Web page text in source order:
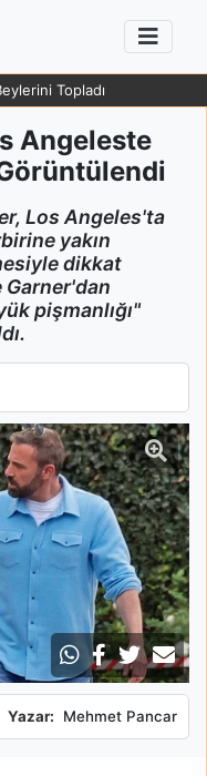
Topladı
Angeleste
Los Angeles'ta
yakın
dikkat
pişmanlığı"
Kıyafetlerle
Yazar: Mehmet Pancar